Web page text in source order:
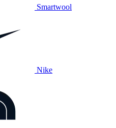
Smartwool
Nike